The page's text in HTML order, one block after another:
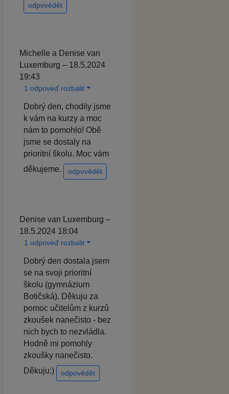
odpovědět
Michelle a Denise van
Luxemburg – 18.5.2024
19:43
1 odpoveď rozbalit
Dobrý den, chodily jsme
k vám na kurzy a moc
nám to pomohlo! Obě
jsme se dostaly na
prioritní školu. Moc vám
děkujeme.
odpovědět
Denise van Luxemburg –
18.5.2024 18:04
1 odpoveď rozbalit
Dobrý den dostala jsem
se na svoji prioritní
školu (gymnázium
Botičská). Děkuju za
pomoc učitelům z kurzů
zkoušek nanečisto - bez
nich bych to nezvládla.
Hodně mi pomohly
zkoušky nanečisto.
Děkuju:)
odpovědět